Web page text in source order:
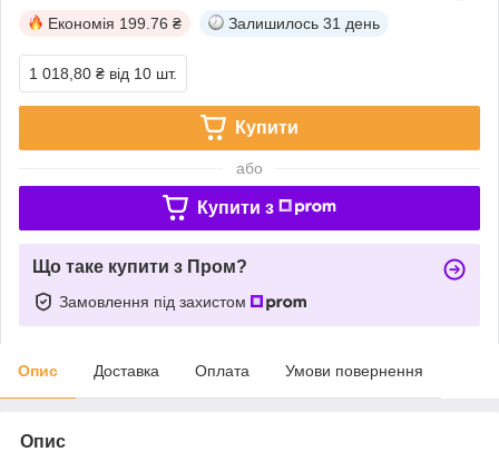
Економія 199.76 ₴ Залишилось 31 день
1 018,80 ₴ від 10 шт.
Купити
або
Купити з
Що таке купити з Пром?
Замовлення під захистом
Опис Доставка Оплата Умови повернення
Опис